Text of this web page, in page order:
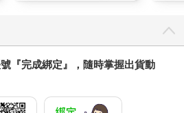
『完成綁定』，隨時掌握出貨動